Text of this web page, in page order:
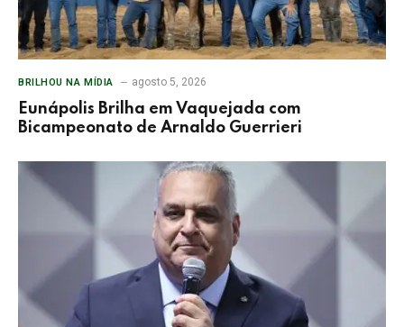
BRILHOU NA MÍDIA agosto 5, 2026
Eunápolis Brilha em Vaquejada com
Bicampeonato de Arnaldo Guerrieri